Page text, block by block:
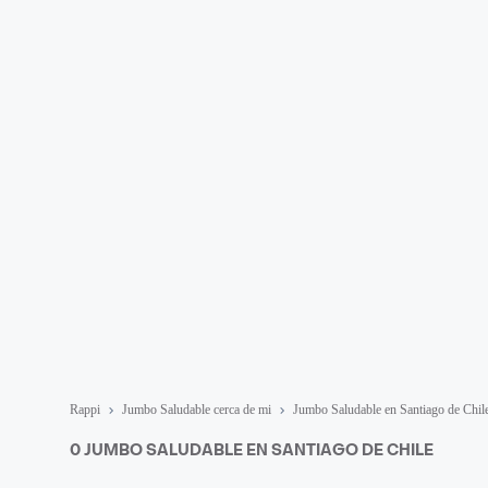
Rappi Jumbo Saludable cerca de mi Jumbo Saludable en Santiago de
0 JUMBO SALUDABLE EN SANTIAGO DE CHILE